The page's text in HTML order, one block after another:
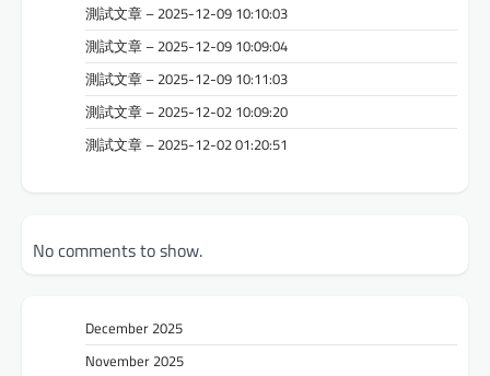
測試文章 – 2025-12-09 10:10:03
測試文章 – 2025-12-09 10:09:04
測試文章 – 2025-12-09 10:11:03
測試文章 – 2025-12-02 10:09:20
測試文章 – 2025-12-02 01:20:51
No comments to show.
December 2025
November 2025